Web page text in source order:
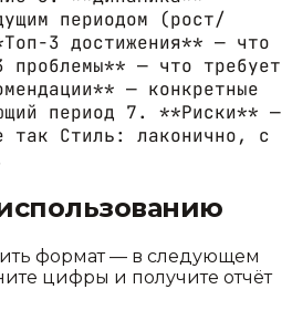
периодом (рост/
3 достижения** — что
— что требует
— конкретные
период 7. **Риски** —
так Стиль: лаконично, с
формат — в следующем
цифры и получите отчёт